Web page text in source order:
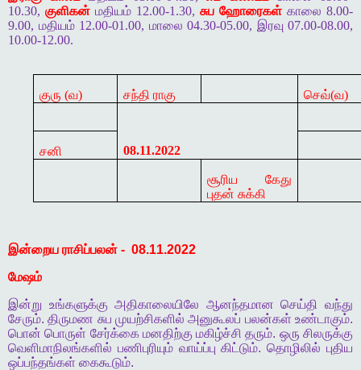
10.30, குளிகன் மதியம் 12.00-1.30, சுப ஹோரைகள் காலை 8.00-
9.00, மதியம் 12.00-01.00, மாலை 04.30-05.00, இரவு 07.00-08.00,
10.00-12.00.
குரு (வ) சந்தி ராகு செவ்(வ)
08.11.2022
சனி
சூரிய கேது
புதன் சுக்கி
இன்றைய ராசிப்பலன் - 08.11.2022
மேஷம்
இன்று உங்களுக்கு அதிகாலையிலே ஆனந்தமான செய்தி
வந்து
சேரும்.திருமண சுப முயற்சிகளில் அனுகூலப் பலன்கள் உண்டாகும்.
பொன் பொருள் சேர்க்கை மனதிற்கு மகிழ்ச்சி தரும். ஒரு சிலருக்கு
வெளிமாநிலங்களில் பணிபுரியும் வாய்ப்பு கிட்டும்.தொழிலில் புதிய
ஒப்பந்தங்கள் கைகூடும்.